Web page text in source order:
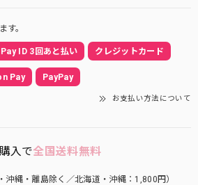
す。
Pay ID 3回あと払い クレジットカード
Pay PayPay
お支払い方法について
入で全国送料無料
縄・離島除く／北海道・沖縄：1,800円）